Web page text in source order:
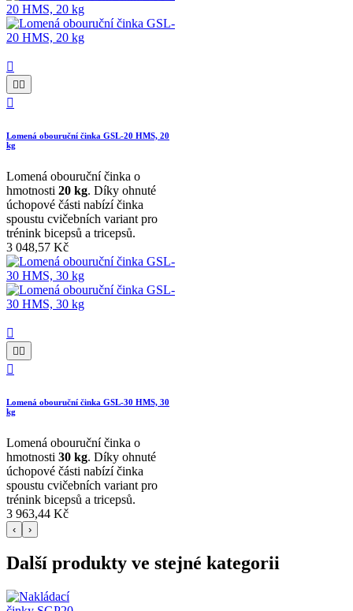



Lomená obouruční činka GSL-20 HMS, 20
kg
Lomená obouruční činka o
hmotnosti 20 kg. Díky ohnuté
úchopové části nabízí činka
spoustu cvičebních variant pro
trénink bicepsů a tricepsů.
3 048,57 Kč



Lomená obouruční činka GSL-30 HMS, 30
kg
Lomená obouruční činka o
hmotnosti 30 kg. Díky ohnuté
úchopové části nabízí činka
spoustu cvičebních variant pro
trénink bicepsů a tricepsů.
3 963,44 Kč
‹ ›
Další produkty ve stejné kategorii